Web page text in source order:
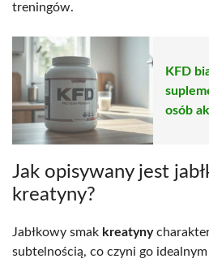
treningów.
KFD
osób
Jak opisywany jest
kreatyny?
Jabłkowy smak kreatyny
subtelnością, co czyni go